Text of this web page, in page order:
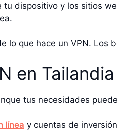
dispositivo y los sitios
lo que hace un VPN. Los
en Tailandia
tus necesidades
línea y cuentas de